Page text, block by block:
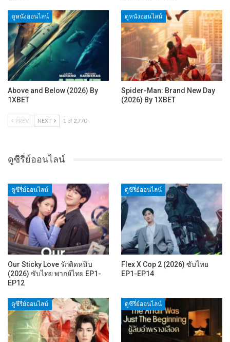
ดูหนังออนไลน์
Above and Below (2026) By
1XBET
ดูหนังออนไลน์
Spider-Man: Brand New Day
(2026) By 1XBET
PREV NEXT 1 of 2,770
ดูซีรี่ย์ออนไลน์
ดูซีรี่ย์ออนไลน์
Our Sticky Love รักติดหนึบ
(2026) ซับไทย พากย์ไทย EP1-
EP12
ดูซีรี่ย์ออนไลน์
Flex X Cop 2 (2026) ซับไทย
EP1-EP14
ดูซีรี่ย์ออนไลน์ ดูซีรี่ย์ออนไลน์